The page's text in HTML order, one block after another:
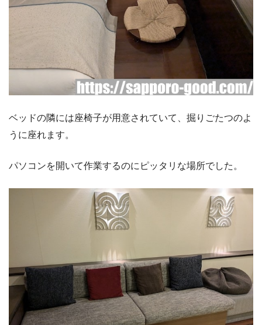
ベッドの隣には座椅子が用意されていて、掘りごたつのよ
うに座れます。
パソコンを開いて作業するのにピッタリな場所でした。